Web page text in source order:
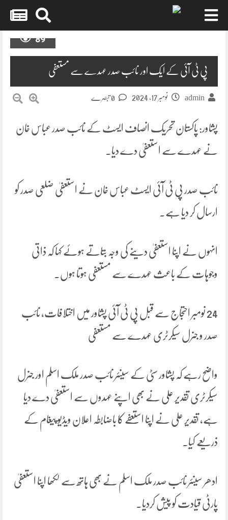
89
پی ٹی آئی کے ایک اور نائب صدر عہدے سے مستعفی
admin نومبر 17, 2024
پشاور: پاکستان تحریک انصاف ایسٹ کے نائب صدر عباس خان
نے عہدے سے استعفیٰ دے دیا۔
نائب صدر پی ٹی آئی ایسٹ عباس خان نے استعفیٰ ضلعی صدر کو
ارسال کر دیا ہے۔
انہوں نے اپنا استعفیٰ دینے کی وجہ بتاتے ہوئے کہا کہ ذاتی
وجوہات کے باعث عہدے سے مستعفی ہوتا ہوں۔
24 نومبر احتجاج سے قبل پی ٹی آئی پشاور میں اختلافات، نائب
صدر و جنرل سیکرٹری عہدے سے مستعفی
واضح رہے کہ پشاور سٹی کے سینئر نائب صدر ملک اسلم اور جنرل
سیکرٹری تقدیر علی نے بھی اپنے عہدوں سے استعفیٰ دے دیا
ہے، تقدیر علی نے اپنا استعفے کا باضابطہ اعلان ویڈیو پیغام کے
ذریعے کیا۔
ادھر سینئر نائب صدر ملک اسلم نے بھی ہاتھ سے لکھا اپنا استعفیٰ
پارٹی قیادت کو پیش کردیا۔